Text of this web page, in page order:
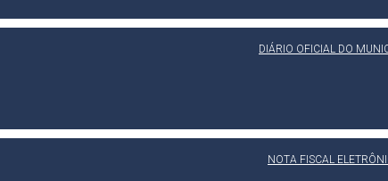
DIÁRIO OFICIAL DO
NOTA FISCAL